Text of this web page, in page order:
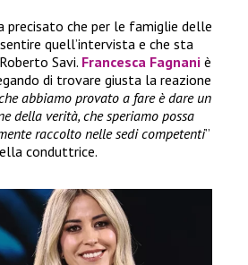
precisato che per le famiglie delle
quell’intervista e che sta
Savi. Francesca Fagnani è
di trovare giusta la reazione
abbiamo provato a fare è dare un
della verità, che speriamo possa
raccolto nelle sedi competenti”
conduttrice.